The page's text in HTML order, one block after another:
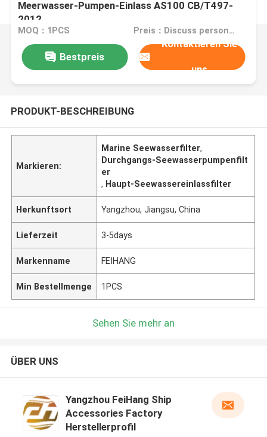
Meerwasser-Pumpen-Einlass AS100 CB/T497-
2012
MOQ：1PCS Preis：Discuss personally
Bestpreis
Kontaktieren Sie
uns
PRODUKT-BESCHREIBUNG
Markieren:
Marine Seewasserfilter,
Durchgangs-Seewasserpumpenfilt
er
, Haupt-Seewassereinlassfilter
Herkunftsort Yangzhou, Jiangsu, China
Lieferzeit 3-5days
Markenname FEIHANG
Min Bestellmenge 1PCS
Sehen Sie mehr an
ÜBER UNS
Yangzhou FeiHang Ship
Accessories Factory
Herstellerprofil